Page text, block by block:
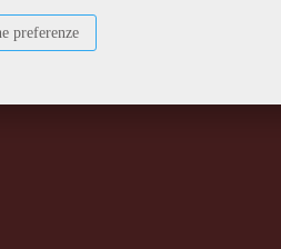
preferenze